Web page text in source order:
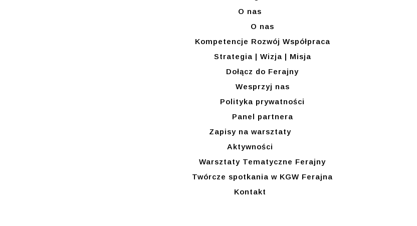
O nas
O nas
Kompetencje Rozwój Współpraca
Strategia | Wizja | Misja
Dołącz do Ferajny
Wesprzyj nas
Polityka prywatności
Panel partnera
Zapisy na warsztaty
Aktywności
Warsztaty Tematyczne Ferajny
Twórcze spotkania w KGW Ferajna
Kontakt